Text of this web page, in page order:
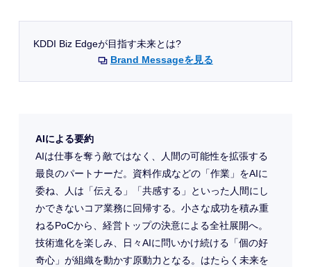
KDDI Biz Edgeが目指す未来とは?
Brand Messageを見る
AIによる要約
AIは仕事を奪う敵ではなく、人間の可能性を拡張する
最良のパートナーだ。資料作成などの「作業」をAIに
委ね、人は「伝える」「共感する」といった人間にし
かできないコア業務に回帰する。小さな成功を積み重
ねるPoCから、経営トップの決意による全社展開へ。
技術進化を楽しみ、日々AIに問いかけ続ける「個の好
奇心」が組織を動かす原動力となる。はたらく未来を